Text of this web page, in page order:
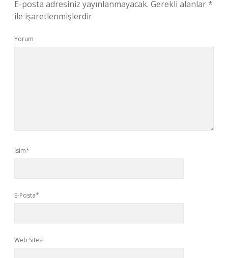
E-posta adresiniz yayınlanmayacak. Gerekli alanlar*
ile işaretlenmişlerdir
Yorum
İsim*
E-Posta*
Web Sitesi